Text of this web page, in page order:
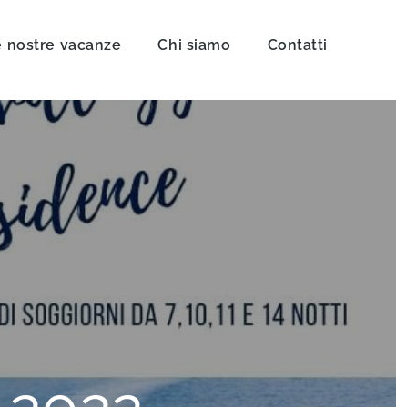
nostre vacanze Chi siamo Contatti